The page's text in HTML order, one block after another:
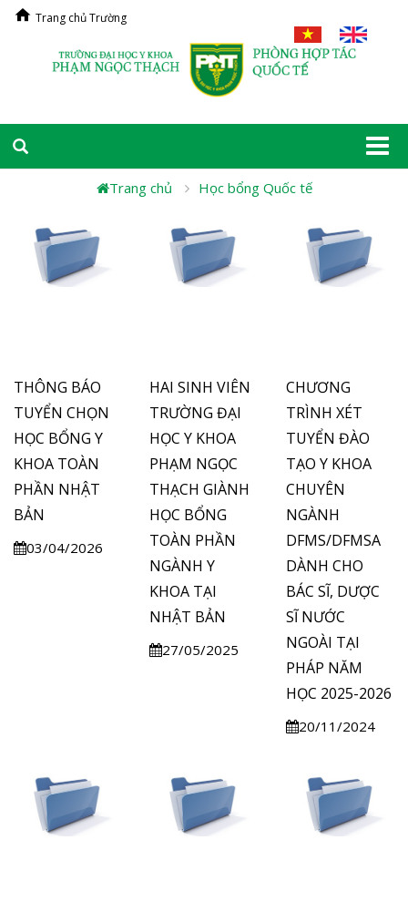
Trang chủ Trường
Trang chủ
Học bổng Quốc tế
THÔNG BÁO
TUYỂN CHỌN
HỌC BỔNG Y
KHOA TOÀN
PHẦN NHẬT
BẢN
03/04/2026
HAI SINH VIÊN
TRƯỜNG ĐẠI
HỌC Y KHOA
PHẠM NGỌC
THẠCH GIÀNH
HỌC BỔNG
TOÀN PHẦN
NGÀNH Y
KHOA TẠI
NHẬT BẢN
27/05/2025
CHƯƠNG
TRÌNH XÉT
TUYỂN ĐÀO
TẠO Y KHOA
CHUYÊN
NGÀNH
DFMS/DFMSA
DÀNH CHO
BÁC SĨ, DƯỢC
SĨ NƯỚC
NGOÀI TẠI
PHÁP NĂM
HỌC 2025-2026
20/11/2024